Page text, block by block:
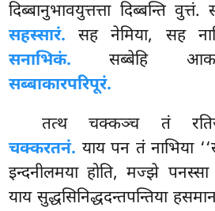
दिब्बानुभावयुत्तत्ता दिब्बन्ति
सहस्सारं. सह नेमिया, सह
सनाभिकं. सब्बेहि
सब्बाकारपरिपूरं.
तत्थ चक्कञ्च तं
चक्करतनं. याय पन तं नाभिया
इन्दनीलमया होति, मज्झे
यायसुद्धसिनिद्धदन्तपन्तिया